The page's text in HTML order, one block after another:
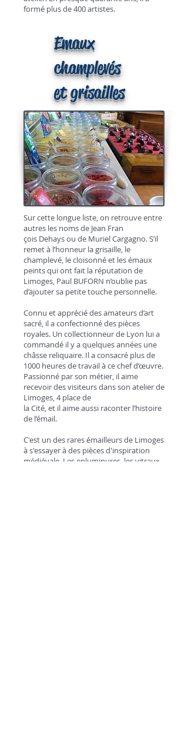
formé plus de 400 artistes.
Emaux
champlevés
et grisailles
Sur cette longue liste, on retrouve entre
autres les noms de Jean Fran
çois Dehays ou de Muriel Cargagno. S’il
remet à l’honneur la grisaille, le
champlevé, le cloisonné et les émaux
peints qui ont fait la réputation de
Limoges, Paul BUFORN n’oublie pas
d’ajouter sa petite touche personnelle.
Connu et apprécié des amateurs d’art
sacré, il a confectionné des pièces
royales. Un collectionneur de Lyon lui a
commandé il y a quelques années une
châsse reliquaire. Il a consacré plus de
1000 heures de travail à ce chef d’œuvre.
Passionné par son métier, il aime
recevoir des visiteurs dans son atelier de
Limoges, 4 place de
la Cité, et il aime aussi raconter l’histoire
de l’émail.
C'est un des rares émailleurs de Limoges
à s'essayer à des pièces d'inspiration
médiévale. Les enluminures, les vitraux,